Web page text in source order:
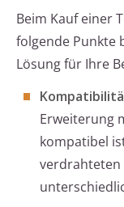
Beim Kauf einer
folgende Punkte
Lösung für Ihre
Erweiterung
kompatibel
verdrahteten